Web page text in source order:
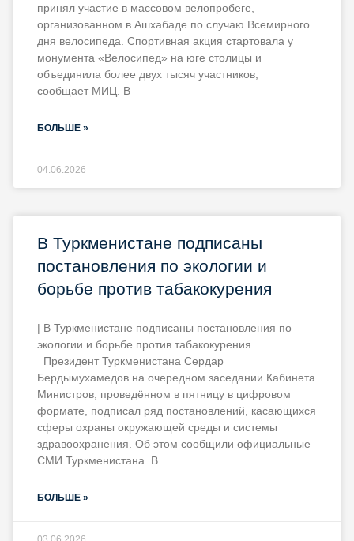
принял участие в массовом велопробеге,
организованном в Ашхабаде по случаю Всемирного
дня велосипеда. Спортивная акция стартовала у
монумента «Велосипед» на юге столицы и
объединила более двух тысяч участников,
сообщает МИЦ. В
БОЛЬШЕ »
04.06.2026
В Туркменистане подписаны
постановления по экологии и
борьбе против табакокурения
| В Туркменистане подписаны постановления по
экологии и борьбе против табакокурения
Президент Туркменистана Сердар
Бердымухамедов на очередном заседании Кабинета
Министров, проведённом в пятницу в цифровом
формате, подписал ряд постановлений, касающихся
сферы охраны окружающей среды и системы
здравоохранения. Об этом сообщили официальные
СМИ Туркменистана. В
БОЛЬШЕ »